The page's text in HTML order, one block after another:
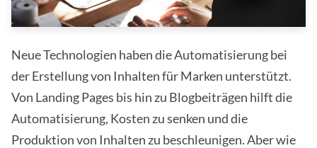
Neue Technologien haben die Automatisierung bei
der Erstellung von Inhalten für Marken unterstützt.
Von Landing Pages bis hin zu Blogbeiträgen hilft die
Automatisierung, Kosten zu senken und die
Produktion von Inhalten zu beschleunigen. Aber wie